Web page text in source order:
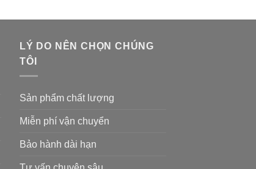
LÝ DO NÊN CHỌN CHÚNG
TÔI
Sản phẩm chất lượng
Miễn phí vận chuyển
Bảo hành dài hạn